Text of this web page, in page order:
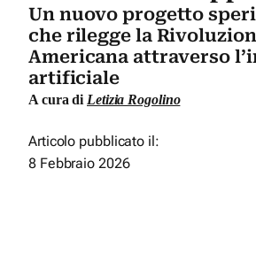
Un nuovo progetto
che rilegge la
Americana attraverso
artificiale
A cura diLetizia Rogolino
Articolo pubblicato il:
8 Febbraio 2026